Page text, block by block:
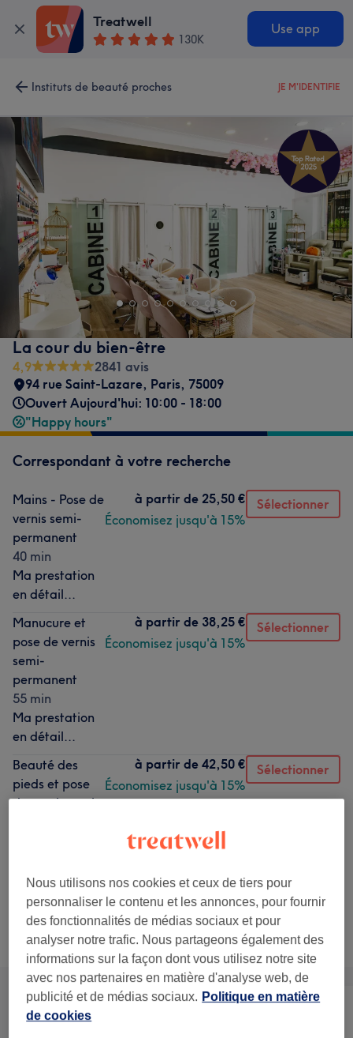
Treatwell
130K
Use app
Instituts de beauté proches JE M'IDENTIFIE
La cour du bien-être
4,9
2841 avis
94 rue Saint-Lazare, Paris, 75009
Ouvert Aujourd'hui: 10:00 - 18:00
"Happy hours"
Correspondant à votre recherche
Mains - Pose de
vernis semi-
permanent
40 min
Ma prestation
en détail...
à partir de 25,50 €
Économisez jusqu'à 15%
Sélectionner
Manucure et
pose de vernis
semi-
permanent
55 min
Ma prestation
en détail...
à partir de 38,25 €
Économisez jusqu'à 15%
Sélectionner
Beauté des
pieds et pose
de vernis semi-
en détail...
à partir de 42,50 €
Économisez jusqu'à 15%
Sélectionner
Ce n'est pas ce que vous recherchiez ?
Recherchez dans notre liste de prestations
Nous utilisons nos cookies et ceux de tiers pour
personnaliser le contenu et les annonces, pour fournir
des fonctionnalités de médias sociaux et pour
analyser notre trafic. Nous partageons également des
informations sur la façon dont vous utilisez notre site
avec nos partenaires en matière d'analyse web, de
publicité et de médias sociaux. Politique en matière
de cookies